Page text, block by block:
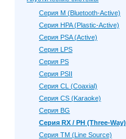
Серия M (Bluetooth-Active)
Серия HPA (Plastic-Active)
Серия PSA (Active)
Серия LPS
Серия PS
Серия PSII
Серия CL (Coaxial)
Серия CS (Karaoke)
Серия BG
Серия RX / PH (Three-Way)
Серия TM (Line Source)